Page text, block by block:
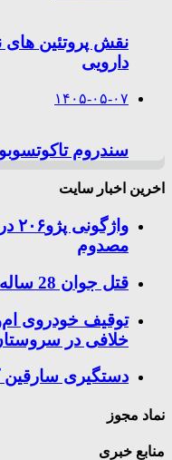
نقش پروتئین های
دارویی
۱۴۰۵-۰۵-۰۷
سندروم
اخرین اخبار سایت
مصدوم
قتل جوان 28 ساله توسط قاتل 15 ساله در کازرون
خلافی در
دستگیری سارقین
نماد مجوز
منابع خبری